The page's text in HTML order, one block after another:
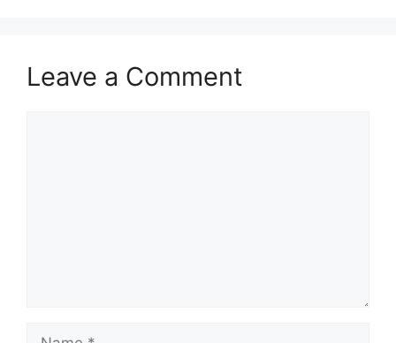
Leave a Comment
Name